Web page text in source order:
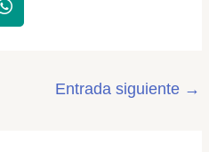
Entrada siguiente →